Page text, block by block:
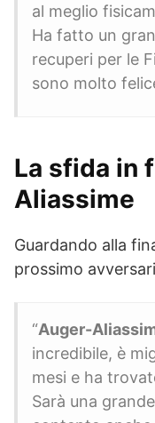
al meglio
Ha fatto un
recuperi per le
sono molto
La sfida in
Aliassime
Guardando alla
prossimo
“Auger-
incredibile, è
mesi e ha
Sarà una